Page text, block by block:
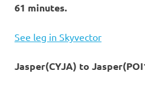
61 minutes.
See leg in Skyvector
Jasper(CYJA) to